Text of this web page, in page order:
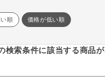
順 価格が低い順
検索条件に該当する商品